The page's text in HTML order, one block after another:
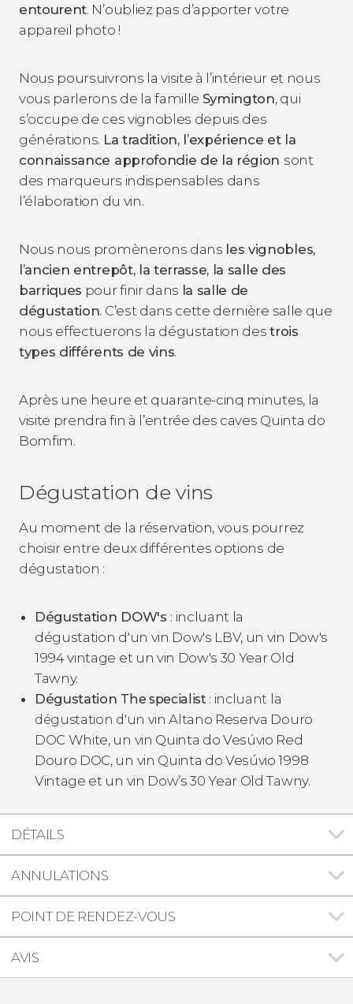
entourent. N’oubliez pas d’apporter votre
appareil photo !
Nous poursuivrons la visite à l’intérieur et nous
vous parlerons de la famille Symington, qui
s’occupe de ces vignobles depuis des
générations. La tradition, l’expérience et la
connaissance approfondie de la région sont
des marqueurs indispensables dans
l’élaboration du vin.
Nous nous promènerons dans les vignobles,
l’ancien entrepôt, la terrasse, la salle des
barriques pour finir dans la salle de
dégustation. C’est dans cette dernière salle que
nous effectuerons la dégustation destrois
types différents de vins.
Après une heure et quarante-cinq minutes, la
visite prendra fin à l’entrée des caves Quinta do
Bomfim.
Dégustation de vins
Au moment de la réservation, vous pourrez
choisir entre deux différentes options de
dégustation :
Dégustation DOW's : incluant la
dégustation d'un vin Dow's LBV, un vin Dow's
1994 vintage et un vin Dow's 30 Year Old
Tawny.
Dégustation The specialist : incluant la
dégustation d'un vinAltano Reserva Douro
DOC White, un vin Quinta do Vesúvio Red
Douro DOC, un vin Quinta do Vesúvio 1998
Vintage et un vin Dow’s 30 Year Old Tawny.
DÉTAILS
ANNULATIONS
POINT DE RENDEZ-VOUS
AVIS